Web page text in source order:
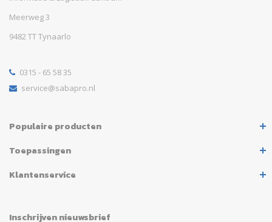
Meerweg 3
9482 TT Tynaarlo
0315 - 65 58 35
service@sabapro.nl
Populaire producten
Toepassingen
Klantenservice
Inschrijven nieuwsbrief